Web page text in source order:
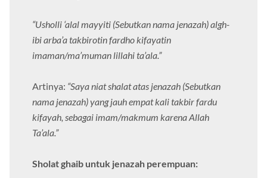
“Usholli ‘alal mayyiti (Sebutkan nama jenazah) algh-
ibi arba’a takbirotin fardho kifayatin
imaman/ma’muman lillahi ta’ala.”
Artinya: “Saya niat shalat atas jenazah (Sebutkan
nama jenazah) yang jauh empat kali takbir fardu
kifayah, sebagai imam/makmum karena Allah
Ta’ala.”
Sholat ghaib untuk jenazah perempuan: